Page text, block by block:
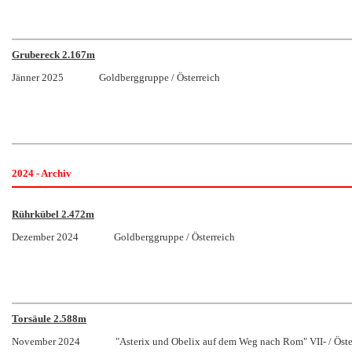
Grubereck 2.167m
Jänner 2025 Goldberggruppe / Österreich
2024 - Archiv
Rührkübel 2.472m
Dezember 2024 Goldberggruppe / Österreich
Torsäule 2.588m
November 2024 "Asterix und Obelix auf dem Weg nach